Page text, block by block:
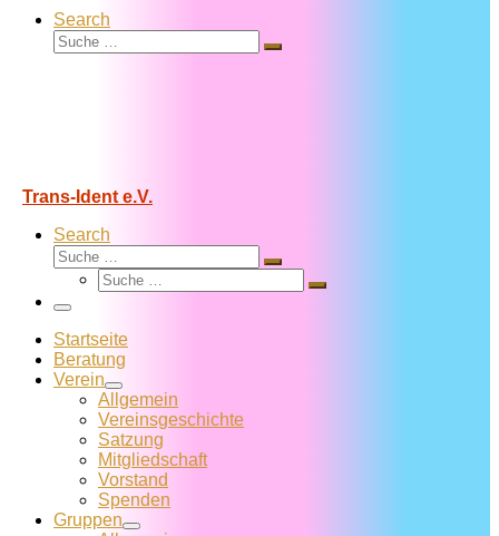
Search
Suche
Suche
Trans-Ident e.V.
Search
Suche
Suche
Suche
Suche
Menü
Startseite
Beratung
Verein
Allgemein
Vereins­geschichte
Satzung
Mitglied­schaft
Vorstand
Spenden
Gruppen